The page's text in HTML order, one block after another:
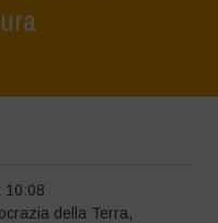
10:08
della Terra,